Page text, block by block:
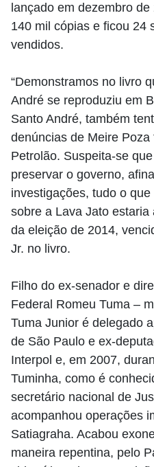
lançado em dezembro
140 mil cópias e ficou 24
vendidos.
“Demonstramos no livro
André se reproduziu em
Santo André, também
denúncias de Meire
Petrolão. Suspeita-se
preservar o governo,
investigações, tudo o
sobre a Lava Jato
da eleição de 2014,
Jr. no livro.
Filho do ex-senador e
Federal Romeu Tuma –
Tuma Junior é delegado
de São Paulo e ex-
Interpol e, em 2007,
Tuminha, como é
secretário nacional de
acompanhou operações
Satiagraha. Acabou
maneira repentina, pelo